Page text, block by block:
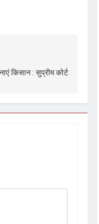
किसान : सुप्रीम कोर्ट